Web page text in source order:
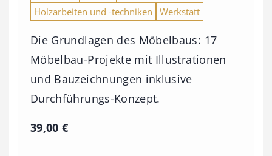
Holzarbeiten und -techniken
Werkstatt
Die Grundlagen des Möbelbaus: 17
Möbelbau-Projekte mit Illustrationen
und Bauzeichnungen inklusive
Durchführungs-Konzept.
39,00€